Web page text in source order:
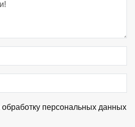
персональных данных